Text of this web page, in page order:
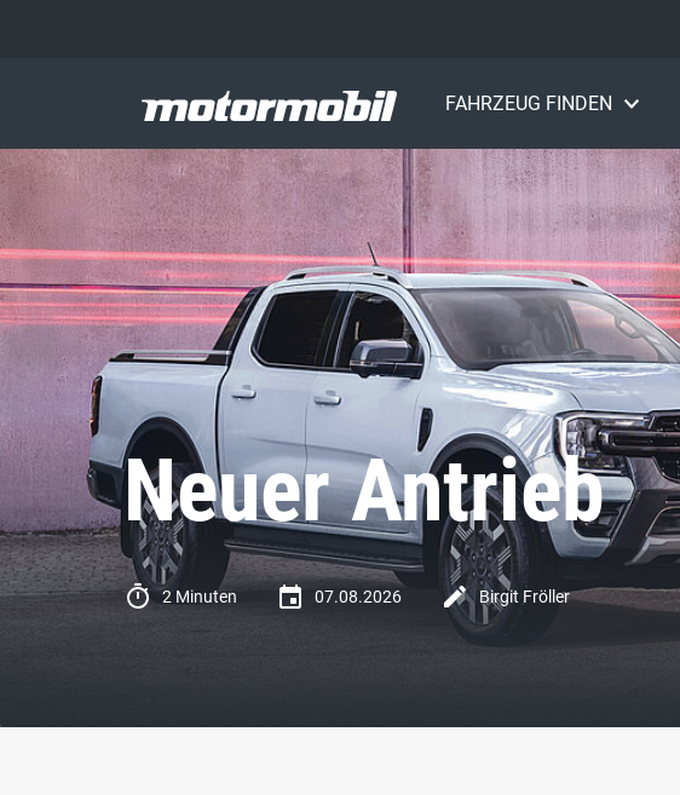
FAHRZEUG FINDEN
Neuer Antrieb
2 Minuten 07.08.2026 Birgit Fröller